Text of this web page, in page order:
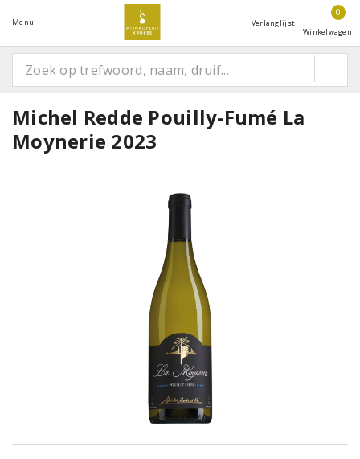
Menu Verlanglijst
0
Winkelwagen
Michel Redde Pouilly-Fumé La
Moynerie 2023